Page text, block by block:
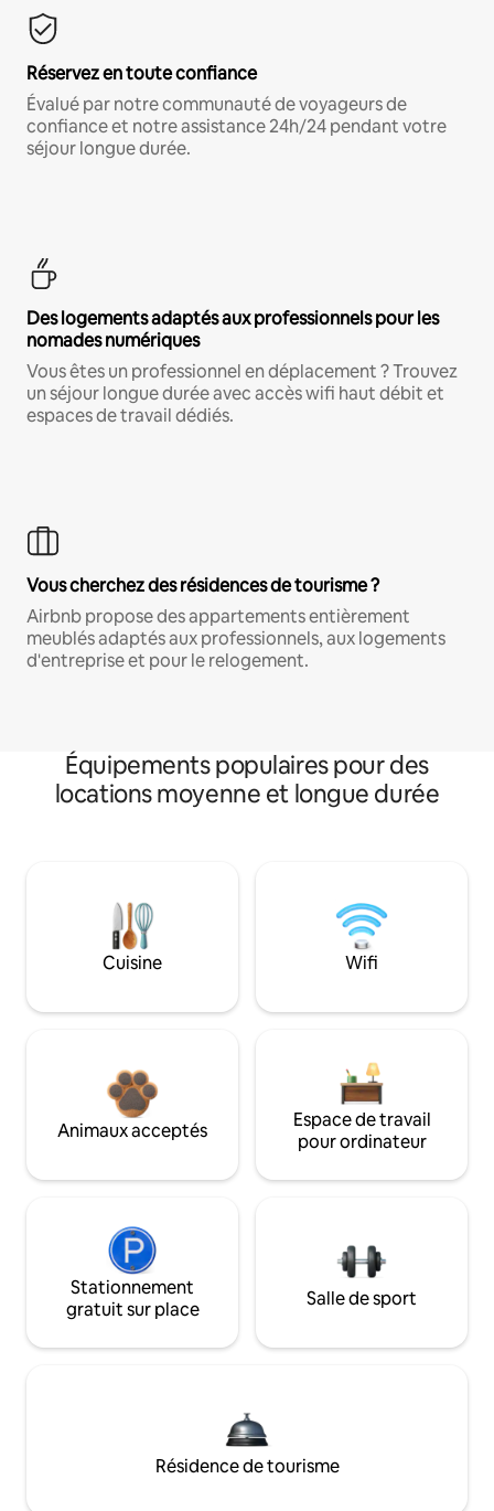
Réservez en toute confiance
Évalué par notre communauté de voyageurs de
confiance et notre assistance 24h/24 pendant votre
séjour longue durée.
Des logements adaptés aux professionnels pour les
nomades numériques
Vous êtes un professionnel en déplacement ? Trouvez
un séjour longue durée avec accès wifi haut débit et
espaces de travail dédiés.
Vous cherchez des résidences de tourisme ?
Airbnb propose des appartements entièrement
meublés adaptés aux professionnels, aux logements
d'entreprise et pour le relogement.
Équipements populaires pour des
locations moyenne et longue durée
Cuisine Wifi
Animaux acceptés
Espace de travail
pour ordinateur
Stationnement
gratuit sur place
Salle de sport
Résidence de tourisme